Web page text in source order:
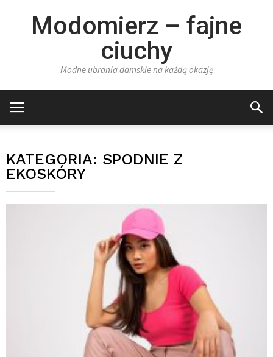
Modomierz – fajne
ciuchy
Modne ubrania damskie na każdą okazję
KATEGORIA: SPODNIE Z
EKOSKÓRY